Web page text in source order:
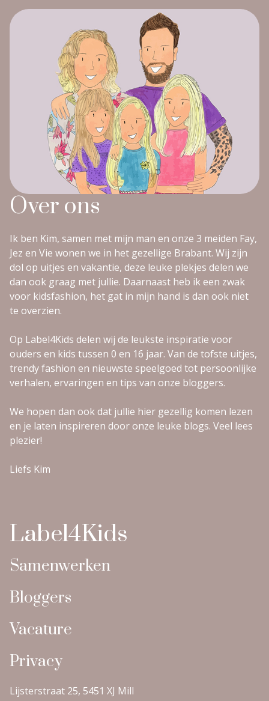
Over ons
Ik ben Kim, samen met mijn man en onze 3 meiden Fay,
Jez en Vie wonen we in het gezellige Brabant. Wij zijn
dol op uitjes en vakantie, deze leuke plekjes delen we
dan ook graag met jullie. Daarnaast heb ik een zwak
voor kidsfashion, het gat in mijn hand is dan ook niet
te overzien.
Op Label4Kids delen wij de leukste inspiratie voor
ouders en kids tussen 0 en 16 jaar. Van de tofste uitjes,
trendy fashion en nieuwste speelgoed tot persoonlijke
verhalen, ervaringen en tips van onze bloggers.
We hopen dan ook dat jullie hier gezellig komen lezen
en je laten inspireren door onze leuke blogs. Veel lees
plezier!
Liefs Kim
Label4Kids
Samenwerken
Bloggers
Vacature
Privacy
Lijsterstraat 25, 5451 XJ Mill